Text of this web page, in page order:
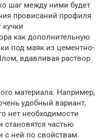
шаг между ними будет
провисаний профиля
как дополнительную
под маяк из цементно-
вдавливая раствор
материала. Например,
удобный вариант,
нет необходимости
становятся частью
с ней по свойствам.